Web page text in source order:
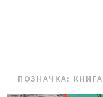
ПОЗНАЧКА: КНИГА